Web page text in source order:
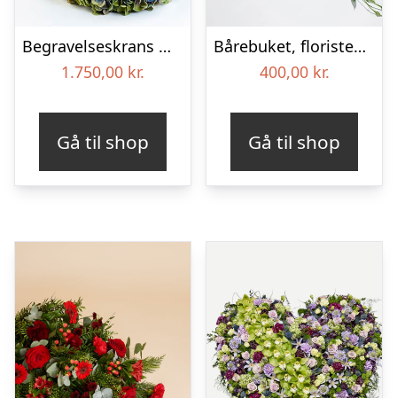
Begravelseskrans med hortensia og farverige detaljer – Blomster til begravelse
1.750,00 kr.
Gå til shop
Bårebuket, floristens valg – Blomster til begravelse
400,00 kr.
Gå til shop